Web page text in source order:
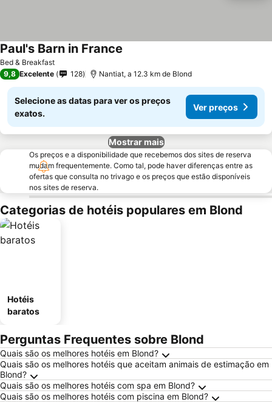
Bed & Breakfast
Paul's Barn in France
9,8 Excelente 128 Nantiat, a 12.3 km de Blond
Selecione as datas para ver os preços
exatos.
Ver preços
Mostrar mais
Os preços e a disponibilidade que recebemos dos sites de reserva
mudam frequentemente. Como tal, pode haver diferenças entre as
ofertas que consulta no trivago e os preços que estão disponíveis
nos sites de reserva.
Categorias de hotéis populares em Blond
Hotéis
baratos
Perguntas Frequentes sobre Blond
Quais são os melhores hotéis em Blond?
Quais são os melhores hotéis que aceitam animais de estimação em
Blond?
Quais são os melhores hotéis com spa em Blond?
Quais são os melhores hotéis com piscina em Blond?